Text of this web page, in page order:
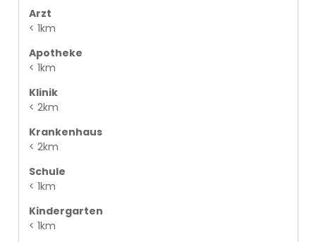
Arzt
< 1km
Apotheke
< 1km
Klinik
< 2km
Krankenhaus
< 2km
Schule
< 1km
Kindergarten
< 1km